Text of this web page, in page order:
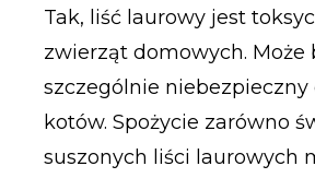
Tak, liść laurowy jest
zwierząt domowych. Może
szczególnie niebezpieczny
kotów. Spożycie zarówno
suszonych liści laurowych